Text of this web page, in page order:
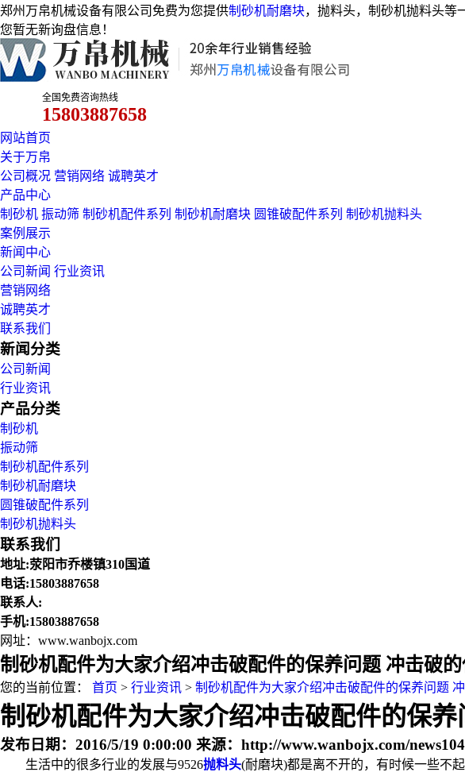
郑州万帛机械设备有限公司免费为您提供制砂机耐磨块，抛料头，制砂机抛料头等
您暂无新询盘信息！
全国免费咨询热线
15803887658
网站首页
关于万帛
公司概况 营销网络 诚聘英才
产品中心
制砂机 振动筛 制砂机配件系列 制砂机耐磨块 圆锥破配件系列 制砂机抛料头
案例展示
新闻中心
公司新闻 行业资讯
营销网络
诚聘英才
联系我们
新闻分类
公司新闻
行业资讯
产品分类
制砂机
振动筛
制砂机配件系列
制砂机耐磨块
圆锥破配件系列
制砂机抛料头
联系我们
地址:荥阳市乔楼镇310国道
电话:15803887658
联系人:
手机:15803887658
网址：www.wanbojx.com
制砂机配件为大家介绍冲击破配件的保养问题 冲击破
您的当前位置： 首页 > 行业资讯 > 制砂机配件为大家介绍冲击破配件的保养问题
制砂机配件为大家介绍冲击破配件的保
发布日期： 2016/5/19 0:00:00 来源： http://www.wanbojx.com/
生活中的很多行业的发展与9526抛料头(耐磨块)都是离不开的，有时候一些不